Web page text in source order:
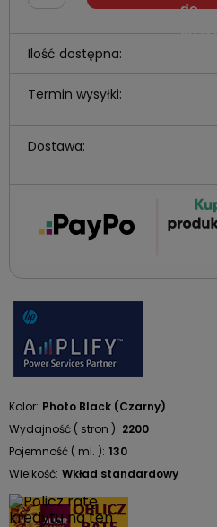
Kolor: Photo Black (Czarny)
Wydajność ( stron ): 2200
Pojemność ( ml. ): 130
Wielkość: Wkład standardowy
Ilość dostępna:
Termin wysyłki:
Dostawa: